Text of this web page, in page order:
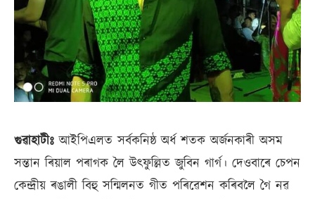
গুৱাহাটীঃ আইপিএলত সৰ্বকনিষ্ঠ অৰ্ধ শতক অর্জনকাৰী অসম
সন্তান ৰিয়াল পৰাগক লৈ উৎফুল্লিত জুবিন গাৰ্গ। দেওবাৰে চেপন
কেন্দ্ৰীয় ৰঙালী বিহু সন্মিলনত গীত পৰিৱেশন কৰিবলৈ গৈ নৱ